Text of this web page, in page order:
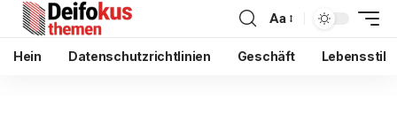
Aa
Hein Datenschutzrichtlinien Geschäft Lebensstil